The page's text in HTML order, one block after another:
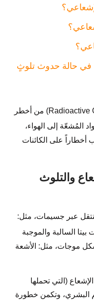
في حالة حدوث تلوثٍ
يعدُّ التلوث الإشعاعي (Radioactive Contamination) من أخطر
المُشعّة إلى الهواء،
أخطاراً على الكائنات
والتلوث
عبر جسيمات، مثل:
السالبة والموجبة
شكل موجات، مثل: الأشعة
(التي تحملها
البشري، وتكمن خطورة